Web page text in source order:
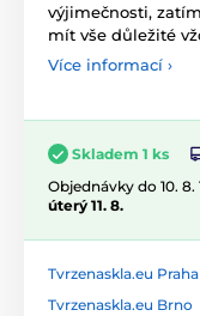
výjimečnosti,
mít vše důležité
Více informací ›
Skladem 1 ks
Objednávky do 10.
úterý 11. 8.
Tvrzenaskla.eu Praha
Tvrzenaskla.eu Brno